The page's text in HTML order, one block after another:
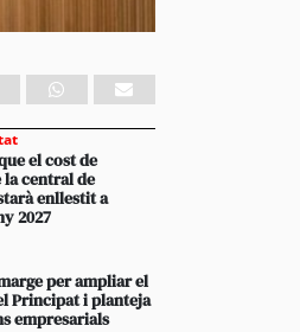
el cost de
la central de
enllestit a
2027
per ampliar el
Principat i planteja
empresarials